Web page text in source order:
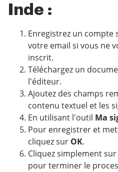
Inde :
Enregistrez un
votre email si vous ne
inscrit.
Téléchargez un
l'éditeur.
Ajoutez des champs
contenu textuel et les
En utilisant l'outil Ma
Pour enregistrer et
cliquez sur OK.
Cliquez simplement sur
pour terminer le